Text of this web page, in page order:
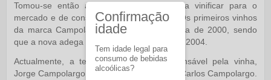
Tomou-se então a decisão de começar a vinificar para o
mercado e de construir uma nova adega. Os primeiros vinhos
da marca Campolargo foram os da colheita de 2000, sendo
que a nova adega apenas foi construída em 2004.
Actualmente, a terceira geração é responsável pela vinha,
Jorge Campolargo e pela adega e vendas, Carlos Campolargo.
Confirmação
idade
Tem idade legal para
consumo de bebidas
alcoólicas?